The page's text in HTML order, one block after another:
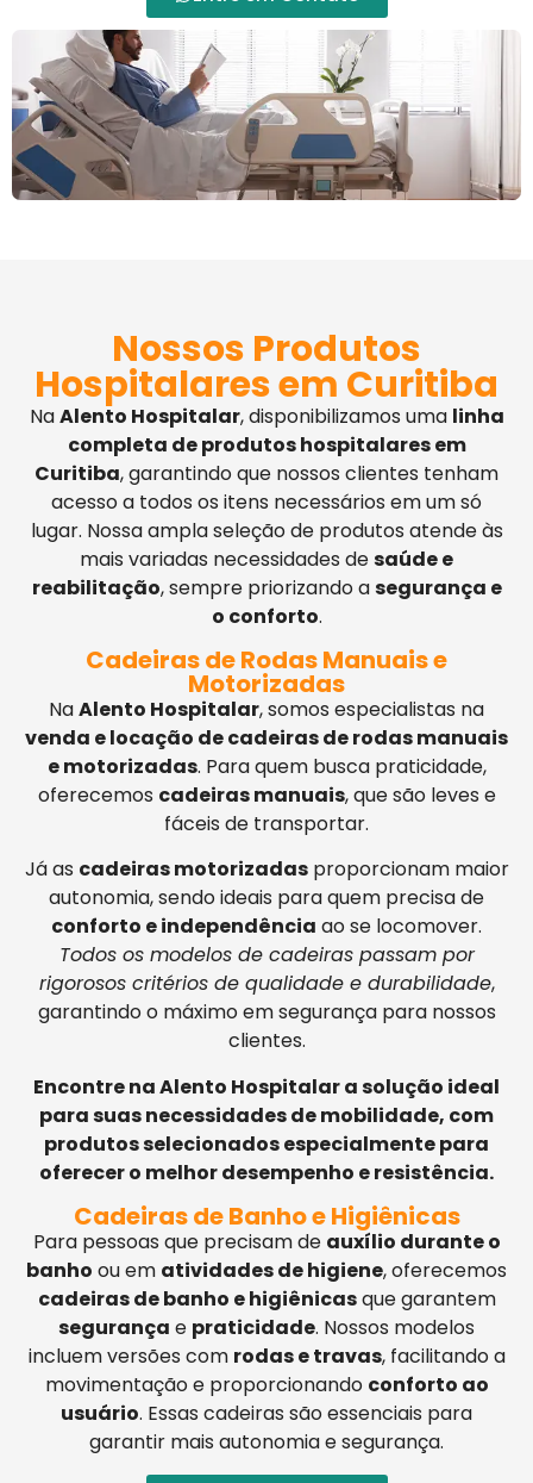
Nossos Produtos
Hospitalares em Curitiba
NaAlento Hospitalar, disponibilizamos uma linha
completa de produtos hospitalares em
Curitiba, garantindo que nossos clientes tenham
acesso a todos os itens necessários em um só
lugar. Nossa ampla seleção de produtos atende às
mais variadas necessidades desaúde e
reabilitação, sempre priorizando asegurança e
o conforto.
Cadeiras de Rodas Manuais e
Motorizadas
NaAlento Hospitalar, somos especialistas na
venda e locação de cadeiras de rodas manuais
e motorizadas. Para quem busca praticidade,
oferecemos cadeiras manuais, que são leves e
fáceis de transportar.
Já as cadeiras motorizadasproporcionam maior
autonomia, sendo ideais para quem precisa de
conforto e independência ao se locomover.
Todos os modelos de cadeiras passam por
rigorosos critérios de qualidade e durabilidade,
garantindo o máximo em segurança para nossos
clientes.
Encontre na Alento Hospitalar a solução ideal
para suas necessidades de mobilidade, com
produtos selecionados especialmente para
oferecer o melhor desempenho e resistência.
Cadeiras de Banho e Higiênicas
Para pessoas que precisam de auxílio durante o
banho ou em atividades de higiene, oferecemos
cadeiras de banho e higiênicasque garantem
segurança e praticidade. Nossos modelos
incluem versões com rodas e travas, facilitando a
movimentação e proporcionando conforto ao
usuário. Essas cadeiras são essenciais para
garantir mais autonomia e segurança.